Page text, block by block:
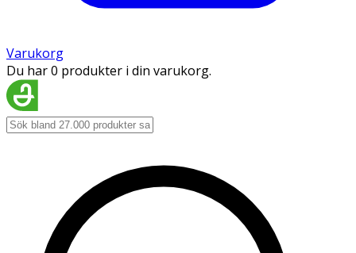
Varukorg
Du har 0 produkter i din varukorg.